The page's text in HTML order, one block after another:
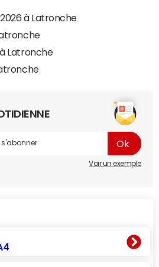
à Latronche
Latronche
Voir un exemple